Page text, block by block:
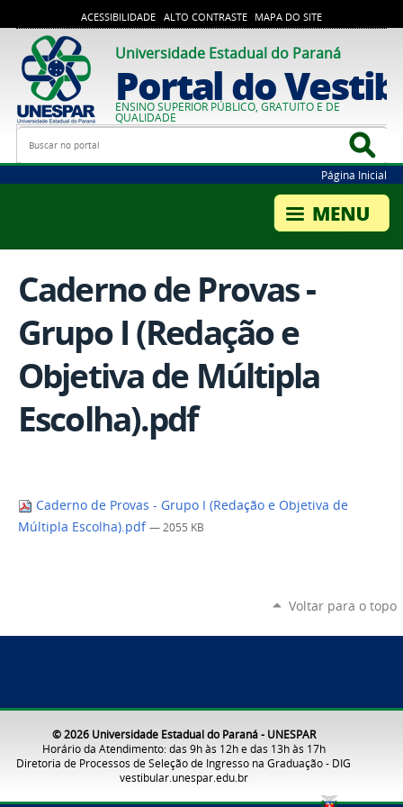
ACESSIBILIDADE ALTO CONTRASTE MAPA DO SITE
Universidade Estadual do Paraná
Portal do
ENSINO SUPERIOR PÚBLICO, GRATUITO E DE
QUALIDADE
Busca
Página Inicial
Caderno de Provas -
Grupo I (Redação e
Objetiva de Múltipla
Escolha).pdf
Caderno de Provas - Grupo I (Redação e Objetiva de
Múltipla Escolha).pdf — 2055 KB
Voltar para o topo
© 2026 Universidade Estadual do Paraná - UNESPAR
Horário da Atendimento: das 9h às 12h e das 13h às 17h
Diretoria de Processos de Seleção de Ingresso na Graduação - DIG
vestibular.unespar.edu.br